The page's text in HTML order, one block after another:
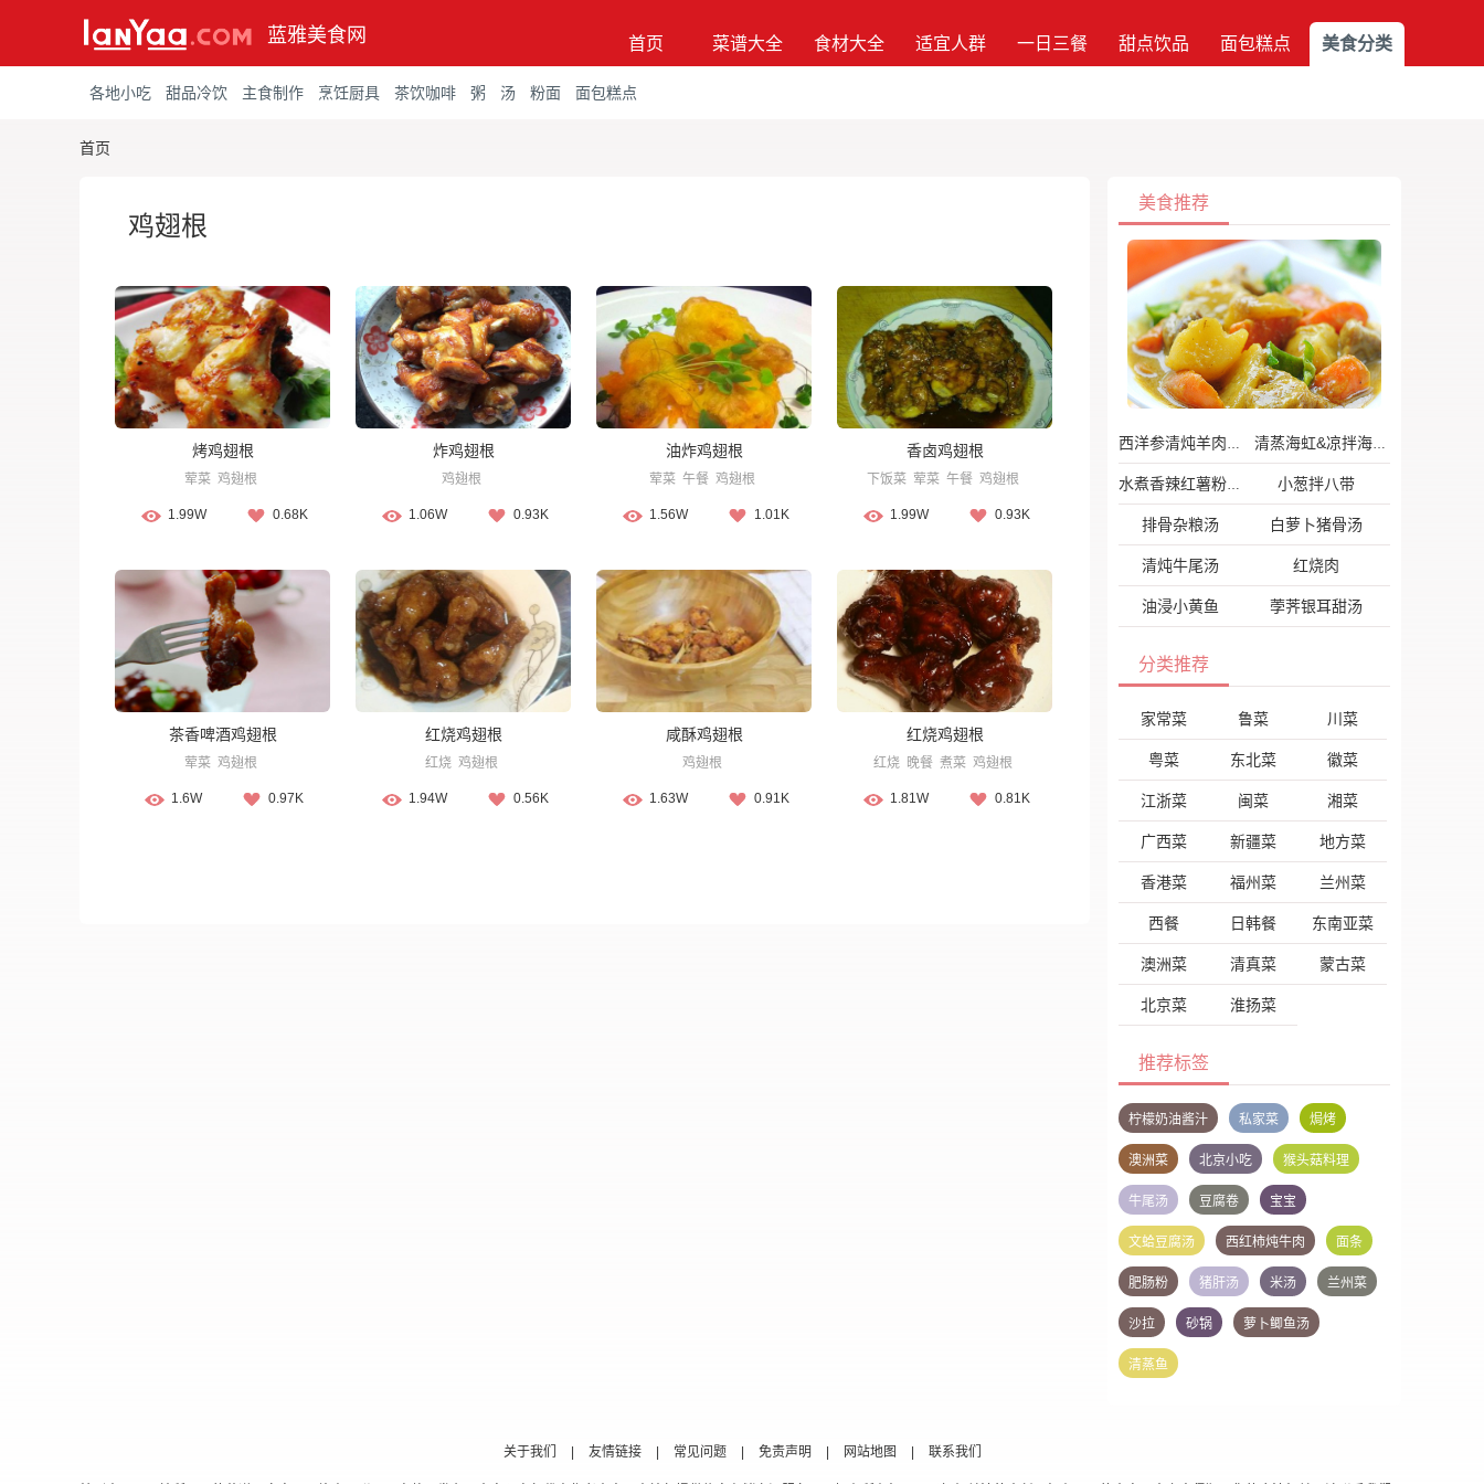
蓝雅美食网 首页 菜谱大全 食材大全 适宜人群 一日三餐 甜点饮品 面包糕点 美食分类
各地小吃 甜品冷饮 主食制作 烹饪厨具 茶饮咖啡 粥 汤 粉面 面包糕点
首页
鸡翅根
烤鸡翅根
荤菜 鸡翅根
1.99W 0.68K
炸鸡翅根
鸡翅根
1.06W 0.93K
油炸鸡翅根
荤菜 午餐 鸡翅根
1.56W 1.01K
香卤鸡翅根
下饭菜 荤菜 午餐 鸡翅根
1.99W 0.93K
茶香啤酒鸡翅根
荤菜 鸡翅根
1.6W 0.97K
红烧鸡翅根
红烧 鸡翅根
1.94W 0.56K
咸酥鸡翅根
鸡翅根
1.63W 0.91K
红烧鸡翅根
红烧 晚餐 煮菜 鸡翅根
1.81W 0.81K
美食推荐
西洋参清炖羊肉汤 清蒸海虹&凉拌海虹
水煮香辣红薯粉丝 小葱拌八带
排骨杂粮汤 白萝卜猪骨汤
清炖牛尾汤 红烧肉
油浸小黄鱼 荸荠银耳甜汤
分类推荐
家常菜 鲁菜 川菜
粤菜 东北菜 徽菜
江浙菜 闽菜 湘菜
广西菜 新疆菜 地方菜
香港菜 福州菜 兰州菜
西餐 日韩餐 东南亚菜
澳洲菜 清真菜 蒙古菜
北京菜 淮扬菜
推荐标签
柠檬奶油酱汁 私家菜 焗烤
澳洲菜 北京小吃 猴头菇料理
牛尾汤 豆腐卷 宝宝
文蛤豆腐汤 西红柿炖牛肉 面条
肥肠粉 猪肝汤 米汤 兰州菜
沙拉 砂锅 萝卜鲫鱼汤
清蒸鱼
关于我们 友情链接 常见问题 免责声明 网站地图 联系我们